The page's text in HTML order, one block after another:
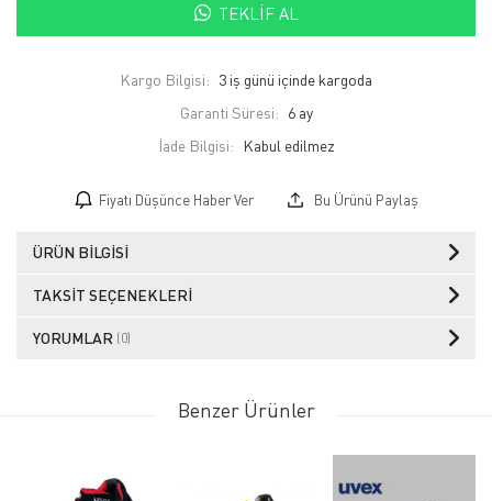
TEKLIF AL
Kargo Bilgisi: 3 iş günü içinde kargoda
Garanti Süresi: 6 ay
İade Bilgisi:
Fiyatı Düşünce Haber Ver Bu Ürünü Paylaş
ÜRÜN BILGISI
TAKSIT SEÇENEKLERI
YORUMLAR (0)
Benzer Ürünler